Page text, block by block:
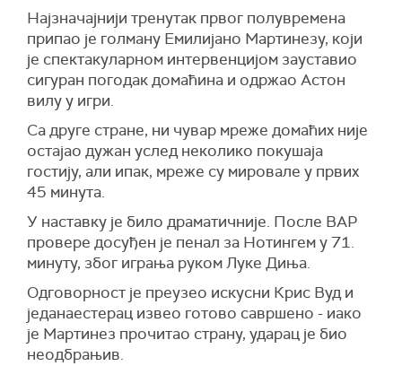
Најзначајнији тренутак првог полувремена
припао је голману Емилијано Мартинезу, који
је спектакуларном интервенцијом зауставио
сигуран погодак домаћина и одржао Астон
вилу у игри.
Са друге стране, ни чувар мреже домаћих није
остајао дужан услед неколико покушаја
гостију, али ипак, мреже су мировале у првих
45 минута.
У наставку је било драматичније. После ВАР
провере досуђен је пенал за Нотингем у 71.
минуту, због играња руком Луке Диња.
Одговорност је преузео искусни Крис Вуд и
једанаестерац извео готово савршено - иако
је Мартинез прочитао страну, ударац је био
неодбрањив.